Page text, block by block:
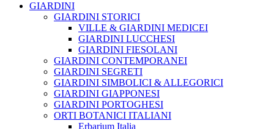
GIARDINI
GIARDINI STORICI
VILLE & GIARDINI MEDICEI
GIARDINI LUCCHESI
GIARDINI FIESOLANI
GIARDINI CONTEMPORANEI
GIARDINI SEGRETI
GIARDINI SIMBOLICI & ALLEGORICI
GIARDINI GIAPPONESI
GIARDINI PORTOGHESI
ORTI BOTANICI ITALIANI
Erbarium Italia